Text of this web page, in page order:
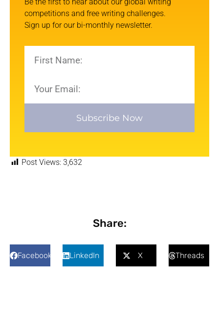
Be the first to hear about our global writing
competitions and free writing challenges.
Sign up for our bi-monthly newsletter.
Subscribe Now
Post Views: 3,632
Share:
Facebook LinkedIn X Threads